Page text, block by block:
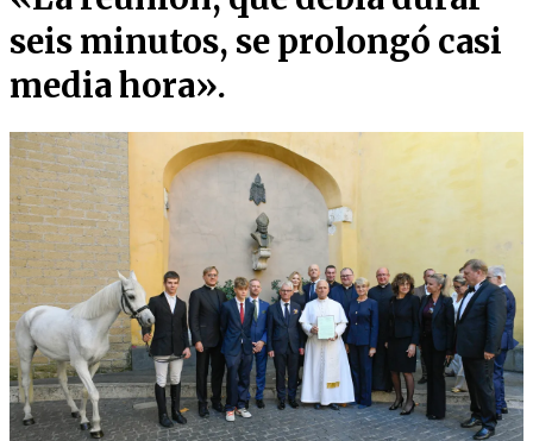
seis minutos, se prolongó casi
media hora».